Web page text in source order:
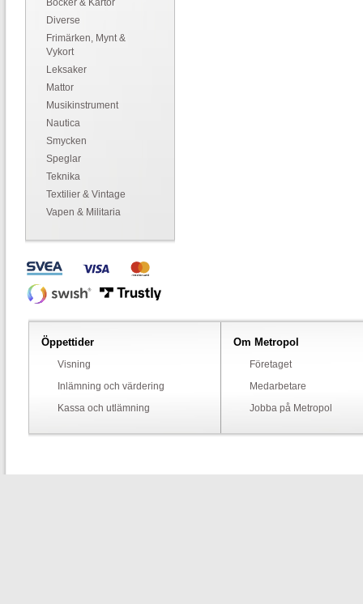
Böcker & Kartor
Diverse
Frimärken, Mynt &
Vykort
Leksaker
Mattor
Musikinstrument
Nautica
Smycken
Speglar
Teknika
Textilier & Vintage
Vapen & Militaria
Öppettider
Visning
Inlämning och värdering
Kassa och utlämning
Om Metropol
Företaget
Medarbetare
Jobba på Metropol